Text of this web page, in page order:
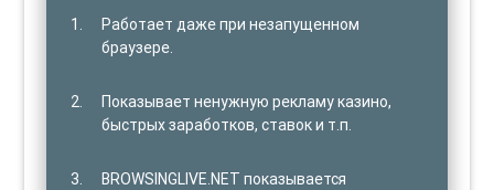
Работает даже при незапущенном
браузере.
Показывает ненужную рекламу казино,
быстрых заработков, ставок и т.п.
BROWSINGLIVE.NET показывается